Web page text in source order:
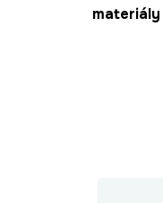
materiály